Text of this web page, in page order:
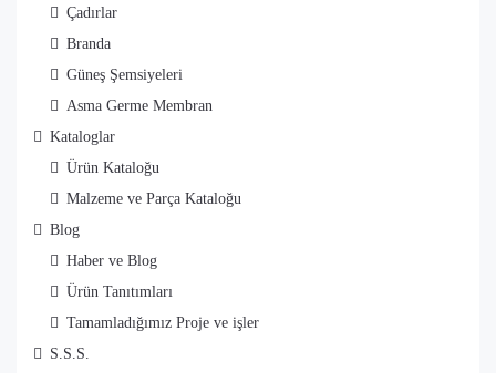
Çadırlar
Branda
Güneş Şemsiyeleri
Asma Germe Membran
Kataloglar
Ürün Kataloğu
Malzeme ve Parça Kataloğu
Blog
Haber ve Blog
Ürün Tanıtımları
Tamamladığımız Proje ve işler
S.S.S.